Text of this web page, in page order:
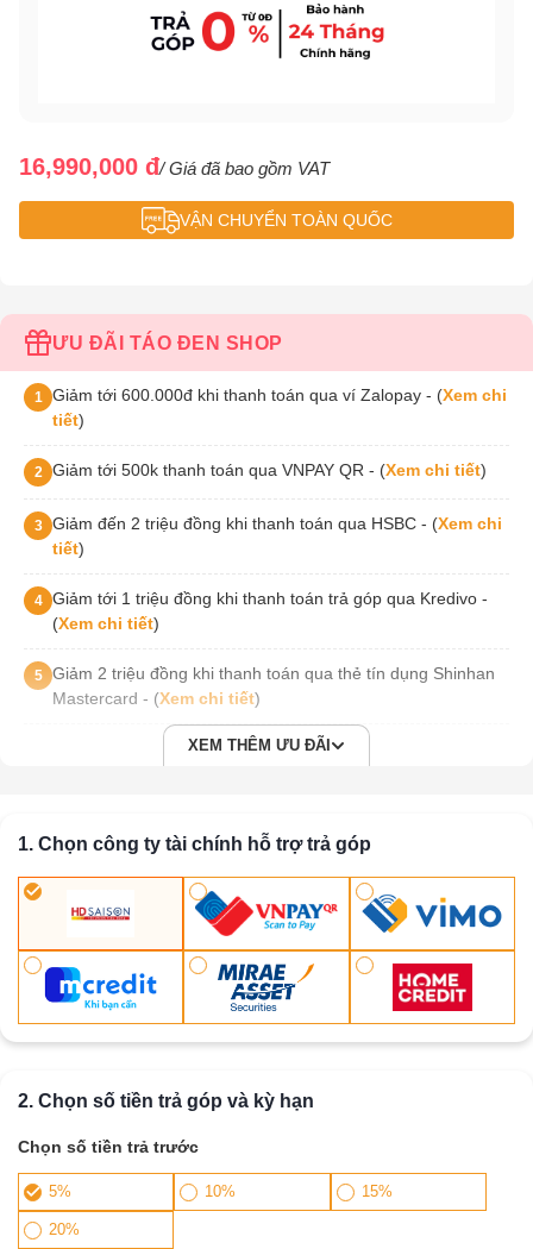
16,990,000 đ/ Giá đã bao gồm VAT
VẬN CHUYỂN TOÀN QUỐC
ƯU ĐÃI TÁO ĐEN SHOP
1 Giảm tới 600.000đ khi thanh toán qua ví Zalopay - (Xem chi
tiết)
2 Giảm tới 500k thanh toán qua VNPAY QR - (Xem chi tiết)
3 Giảm đến 2 triệu đồng khi thanh toán qua HSBC - (Xem chi
tiết)
4
Giảm tới 1 triệu đồng khi thanh toán trả góp qua Kredivo -
(Xem chi tiết)
5
Giảm 2 triệu đồng khi thanh toán qua thẻ tín dụng Shinhan
Mastercard - (Xem chi tiết)
XEM THÊM ƯU ĐÃI
1. Chọn công ty tài chính hỗ trợ trả góp
2. Chọn số tiền trả góp và kỳ hạn
Chọn số tiền trả trước
5% 10% 15%
20%